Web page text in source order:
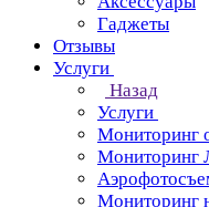
Гаджеты
Отзывы
Услуги
Назад
Услуги
Мониторинг
Мониторинг
Мониторинг